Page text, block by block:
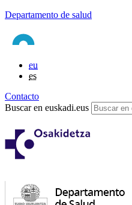
Departamento de salud
eu
es
Contacto
Buscar en euskadi.eus